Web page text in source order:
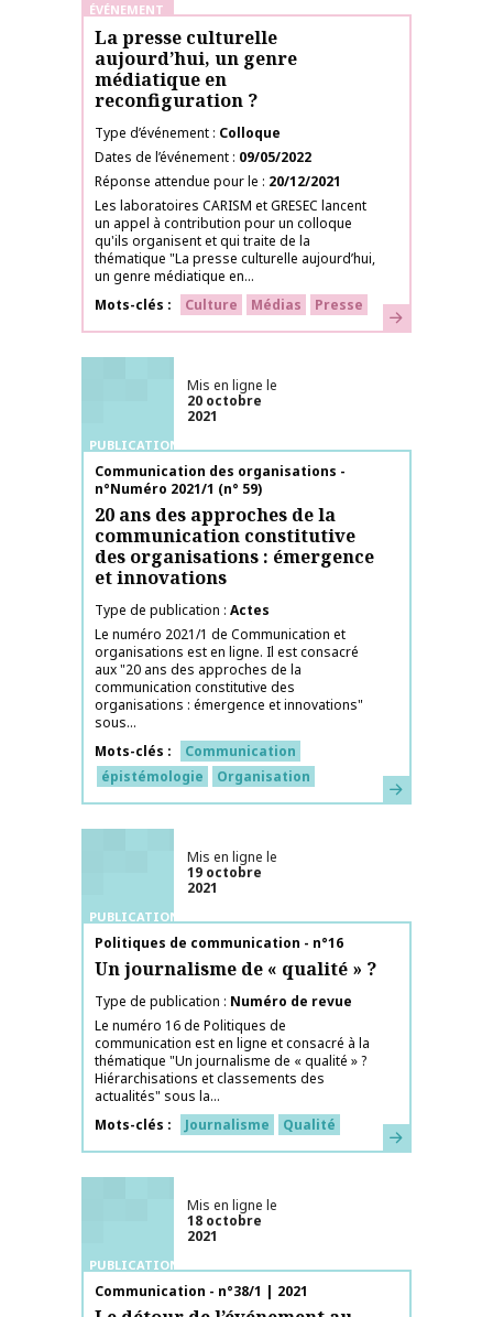
ÉVÉNEMENT
La presse culturelle
aujourd’hui, un genre
médiatique en
reconfiguration ?
Type d’événement Colloque
Dates de l’événement 09/05/2022
Réponse attendue pour le
20/12/2021
Les laboratoires CARISM et GRESEC lancent
un appel à contribution pour un colloque
qu'ils organisent et qui traite de la
thématique "La presse culturelle aujourd’hui,
un genre médiatique en...
Mots-clés
Culture Médias Presse En savoir plus
PUBLICATIONS
Mis en ligne le
20 octobre
2021
Nom de la publication
Communication des organisations -
n°Numéro 2021/1 (n° 59)
20 ans des approches de la
communication constitutive
des organisations : émergence
et innovations
Type de publication Actes
Le numéro 2021/1 de Communication et
organisations est en ligne. Il est consacré
aux "20 ans des approches de la
communication constitutive des
organisations : émergence et innovations"
sous...
Mots-clés
Communication
épistémologie
Organisation En savoir plus
PUBLICATIONS
Mis en ligne le
19 octobre
2021
Nom de la publication
Politiques de communication - n°16
Un journalisme de « qualité » ?
Type de publication
Numéro de revue
Le numéro 16 de Politiques de
communication est en ligne et consacré à la
thématique "Un journalisme de « qualité » ?
Hiérarchisations et classements des
actualités" sous la...
Mots-clés
Journalisme Qualité En savoir plus
PUBLICATIONS
Mis en ligne le
18 octobre
2021
Nom de la publication
Communication - n°38/1 | 2021